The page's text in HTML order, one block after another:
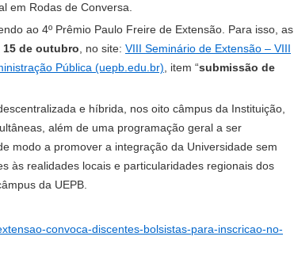
em Rodas de Conversa.
ao 4º Prêmio Paulo Freire de Extensão. Para isso, as
15 de outubro , no site: VIII Seminário de Extensão – VIII
Pública (uepb.edu.br) , item “submissão de
e híbrida, nos oito câmpus da Instituição,
além de uma programação geral a ser
modo a promover a integração da Universidade sem
às realidades locais e particularidades regionais dos
da UEPB.
convoca-discentes-bolsistas-para-inscricao-no-